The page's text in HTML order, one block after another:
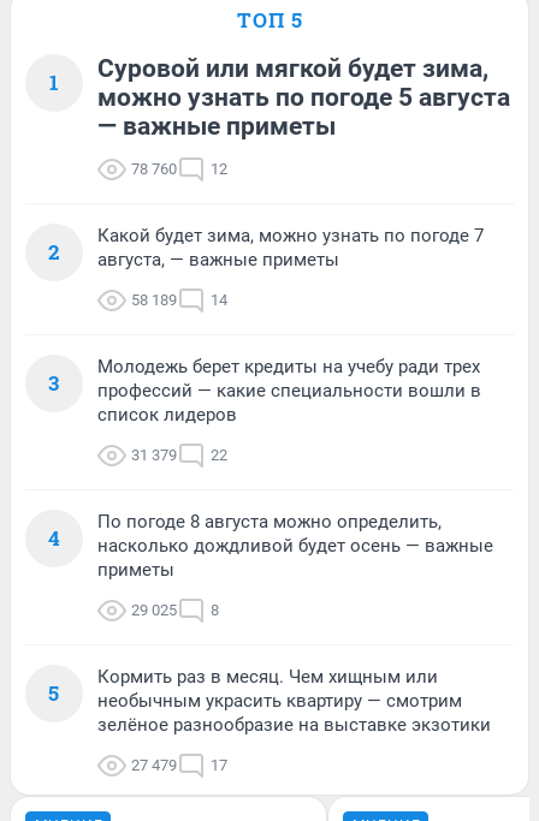
ТОП 5
1
Суровой или мягкой будет зима,
можно узнать по погоде 5 августа
— важные приметы
78 760 12
2
Какой будет зима, можно узнать по погоде 7
августа, — важные приметы
58 189 14
3
Молодежь берет кредиты на учебу ради трех
профессий — какие специальности вошли в
список лидеров
31 379 22
4
По погоде 8 августа можно определить,
насколько дождливой будет осень — важные
приметы
29 025 8
5
Кормить раз в месяц. Чем хищным или
необычным украсить квартиру — смотрим
зелёное разнообразие на выставке экзотики
27 479 17